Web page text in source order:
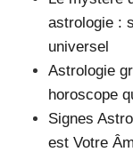
astrologie :
universel
Astrologie
horoscope
Signes
est Votre